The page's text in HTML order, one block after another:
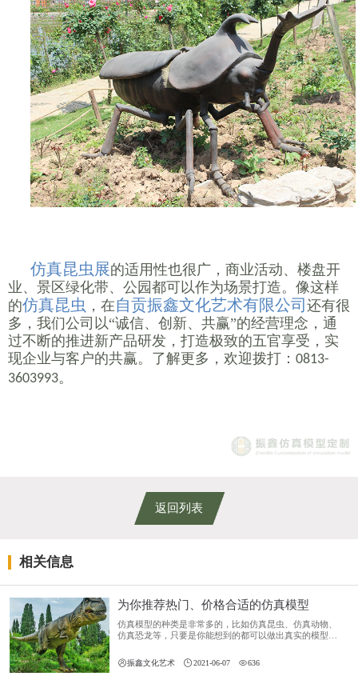
仿真昆虫展的适用性也很广，商业活动、楼盘开
业、景区绿化带、公园都可以作为场景打造。像这样
的仿真昆虫 ，在自贡振鑫文化艺术有限公司 还有很
多，我们公司以“诚信、创新、共赢”的经营理念，通
过不断的推进新产品研发，打造极致的五官享受，实
现企业与客户的共赢。了解更多，欢迎拨打： 0813-
3603993。
返回列表
相关信息
为你推荐热门、价格合适的仿真模型
仿真模型的种类是非常多的，比如仿真昆虫、仿真动物、
仿真恐龙等，只要是你能想到的都可以做出真实的模型。
热门、价格合适的仿真模型！
振鑫文化艺术 2021-06-07 636